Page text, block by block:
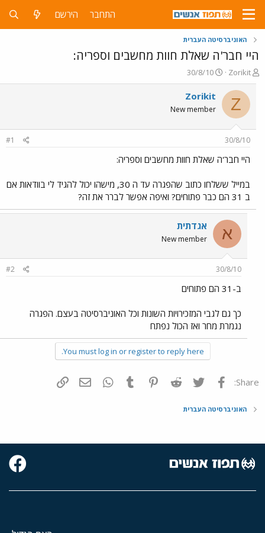
התחבר הירשם
האוניברסיטה העברית
היי חבר'ה שאלת חוות מחשבים וספריה:
פ
ו
ת
ח
ה
ו
ש
א
Zorikit
פ
ו
ר
ם
ר
ך
30/8/10
Z
Zorikit
New member
30/8/10
#1
היי חבר'ה שאלת חוות מחשבים וספריה:
במייל ששלחו כתוב שהפגרה עד ה 30, מישהו יכול להגיד לי בוודאות אם
ב 31 הם כבר פתוחים? ואיפה אפשר לברר את זה?
א אגדתית
New member
30/8/10
#2
ב-31 הם פתוחים
כך גם לגבי המזכירויות השונות וכל האוניברסיטה בעצם. הפגרה
נגמרת מחר ואז הכול נפתח
You must log in or register to reply here.
Share: פייסבוק Twitter
Reddit
Pinterest
Tumblr
WhatsAppדואר אלקטרוני
האוניברסיטה העברית